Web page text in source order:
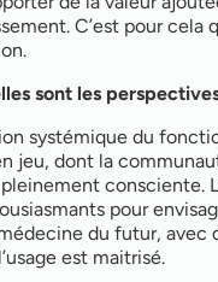
C’est pour cela
sont les
systémique du
jeu, dont la
pleinement consciente.
pour
du futur, avec
est maitrisé.